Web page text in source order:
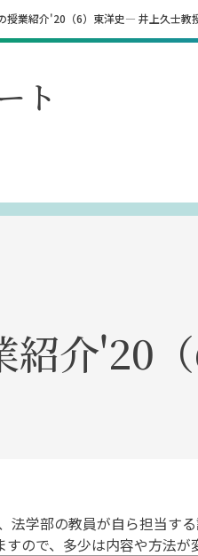
授業紹介'20（6）東洋史― 井上久士教
ト
紹介'20
学部の教員が自ら担当す
ので、多少は内容や方法